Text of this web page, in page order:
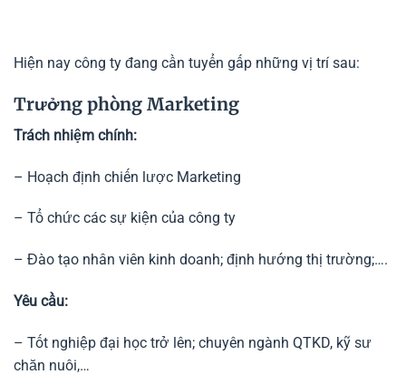
Hiện nay công ty đang cần tuyển gấp những vị trí sau:
Trưởng phòng Marketing
Trách nhiệm chính:
– Hoạch định chiến lược Marketing
– Tổ chức các sự kiện của công ty
– Đào tạo nhân viên kinh doanh; định hướng thị trường;….
Yêu cầu:
– Tốt nghiệp đại học trở lên; chuyên ngành QTKD, kỹ sư
chăn nuôi,…